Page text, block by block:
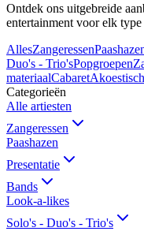
Ontdek ons uitgebreide
entertainment voor elk type
AllesZangeressen
Duo's - Trio'sPopgroepen
materiaalCabaretAkoestisch
Categorieën
Alle artiesten
Zangeressen
Paashazen
Presentatie
Bands
Look-a-likes
Solo's - Duo's - Trio's